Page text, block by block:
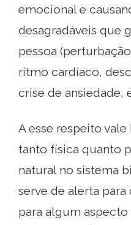
emocional e
desagradáveis ​​que
pessoa
ritmo cardíaco,
crise de ansiedade,
A esse respeito
tanto física quanto
natural no sistema
serve de alerta para
para algum